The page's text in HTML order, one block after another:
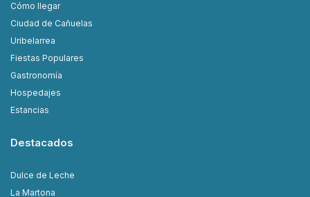
Cómo llegar
Ciudad de Cañuelas
Uribelarrea
Fiestas Populares
Gastronomía
Hospedajes
Estancias
Destacados
Dulce de Leche
La Martona